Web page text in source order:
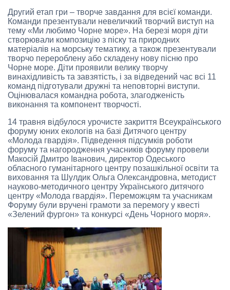
Другий етап гри – творче завдання для всієї команди.
Команди презентували невеличкий творчий виступ на
тему «Ми любимо Чорне море». На березі моря діти
створювали композицію з піску та природних
матеріалів на морську тематику, а також презентували
творчо перероблену або складену нову пісню про
Чорне море. Діти проявили велику творчу
винахідливість та завзятість, і за відведений час всі 11
команд підготували дружні та неповторні виступи.
Оцінювалася командна робота, злагодженість
виконання та компонент творчості.
14 травня відбулося урочисте закриття Всеукраїнського
форуму юних екологів на базі Дитячого центру
«Молода гвардія». Підведення підсумків роботи
форуму та нагородження учасників форуму провели
Макосій Дмитро Іванович, директор Одеського
обласного гуманітарного центру позашкільної освіти та
виховання та Шулдик Ольга Олександровна, методист
науково-методичного центру Українського дитячого
центру «Молода гвардія». Переможцям та учасникам
Форуму були вручені грамоти за перемогу у квесті
«Зелений фургон» та конкурсі «День Чорного моря».